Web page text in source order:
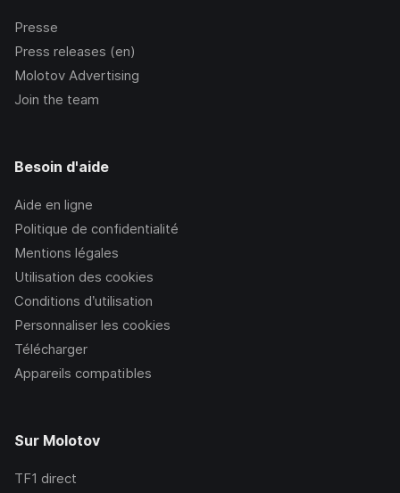
Presse
Press releases (en)
Molotov Advertising
Join the team
Besoin d'aide
Aide en ligne
Politique de confidentialité
Mentions légales
Utilisation des cookies
Conditions d’utilisation
Personnaliser les cookies
Télécharger
Appareils compatibles
Sur Molotov
TF1 direct